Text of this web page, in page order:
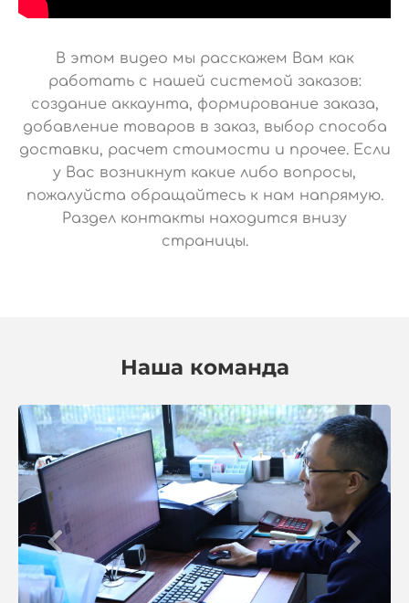
В этом видео мы расскажем Вам как
работать с нашей системой заказов:
создание аккаунта, формирование заказа,
добавление товаров в заказ, выбор способа
доставки, расчет стоимости и прочее. Если
у Вас возникнут какие либо вопросы,
пожалуйста обращайтесь к нам напрямую.
Раздел контакты находится внизу
страницы.
Наша команда